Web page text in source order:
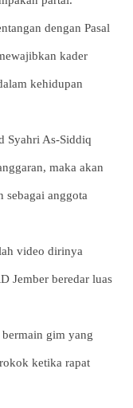
dengan Pasal
kader
kehidupan
Syahri As-Siddiq
maka akan
sebagai anggota
video dirinya
Jember beredar luas
gim yang
ketika rapat